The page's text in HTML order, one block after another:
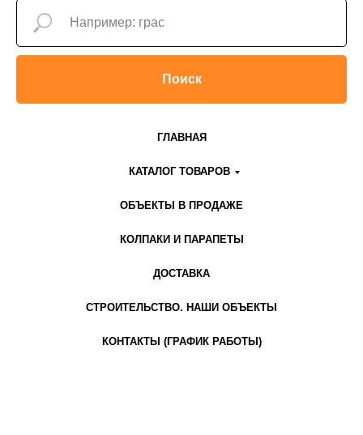
Поиск
ГЛАВНАЯ
КАТАЛОГ ТОВАРОВ
ОБЪЕКТЫ В ПРОДАЖЕ
КОЛПАКИ И ПАРАПЕТЫ
ДОСТАВКА
СТРОИТЕЛЬСТВО. НАШИ ОБЪЕКТЫ
КОНТАКТЫ (ГРАФИК РАБОТЫ)